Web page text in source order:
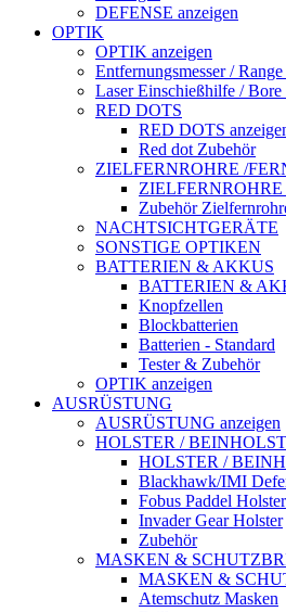
DEFENSE anzeigen
OPTIK
OPTIK anzeigen
Entfernungsmesser /
Laser Einschießhilfe / Bore
RED DOTS
RED DOTS
Red dot Zubehör
ZIELFERNROHRE /
ZIELFERNROHRE
Zubehör
NACHTSICHTGERÄTE
SONSTIGE OPTIKEN
BATTERIEN & AKKUS
BATTERIEN &
Knopfzellen
Blockbatterien
Batterien - Standard
Tester & Zubehör
OPTIK anzeigen
AUSRÜSTUNG
AUSRÜSTUNG anzeigen
HOLSTER /
HOLSTER /
Blackhawk/IMI
Fobus Paddel Holster
Invader Gear Holster
Zubehör
MASKEN &
MASKEN &
Atemschutz Masken